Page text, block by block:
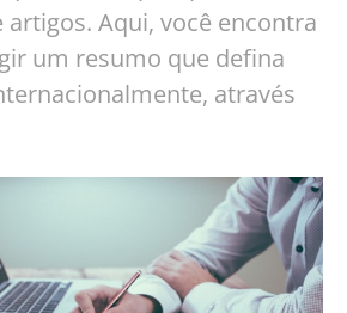
artigos. Aqui, você encontra
um resumo que defina
através